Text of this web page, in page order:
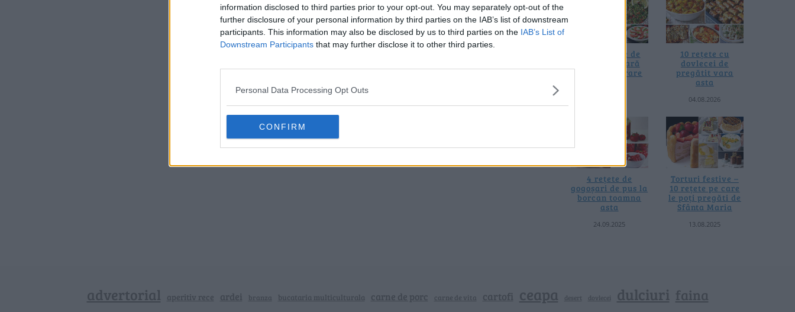
information disclosed to third parties prior to your opt-out. You may separately opt-out of the
further disclosure of your personal information by third parties on the IAB’s list of downstream
participants. This information may also be disclosed by us to third parties on the IAB’s List of
Downstream Participants that may further disclose it to other third parties.
Personal Data Processing Opt Outs
CONFIRM
20 de rețete de
salate de vară
fără prelucrare
10 rețete cu
dovlecei de
pregătit vara
asta
04.08.2026
4 rețete de
gogoșari de pus la
borcan toamna
asta
24.09.2025
Torturi festive –
10 rețete pe care
le poți pregăti de
Sfânta Maria
13.08.2025
advertorial aperitiv rece ardei branza bucataria multiculturala carne de porc carne de vita cartofi ceapa desert dovlecei dulciuri faina